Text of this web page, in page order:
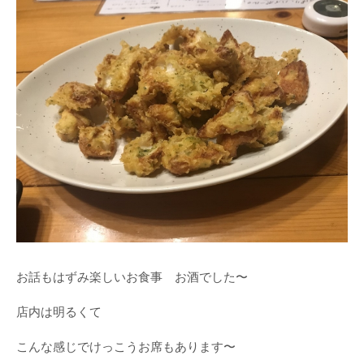
お話もはずみ楽しいお食事 お酒でした〜
店内は明るくて
こんな感じでけっこうお席もあります〜